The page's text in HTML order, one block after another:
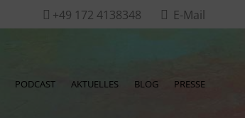
 +49 172 4138348  E-Mail
PODCAST AKTUELLES BLOG PRESSE